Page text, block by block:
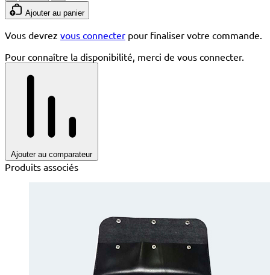
Ajouter au panier
Vous devrez vous connecter pour finaliser votre commande.
Pour connaître la disponibilité, merci de vous connecter.
Ajouter au comparateur
Produits associés